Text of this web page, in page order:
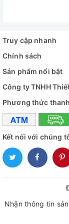
Truy cập nhanh
Chính sách
Sản phẩm nổi bật
Công ty TNHH
Phương thức
Kết nối với chúng
Nhận thông tin